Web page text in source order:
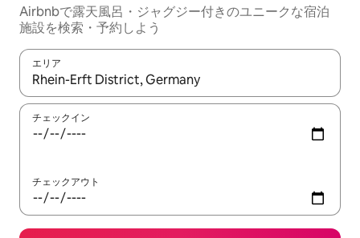
Airbnbで露天風呂・ジャグジー付きのユニークな宿泊
施設を検索・予約しよう
エリア
検索結果が表示されたら、上下の矢印キーを使って移動するか
チェックイン
チェックアウト